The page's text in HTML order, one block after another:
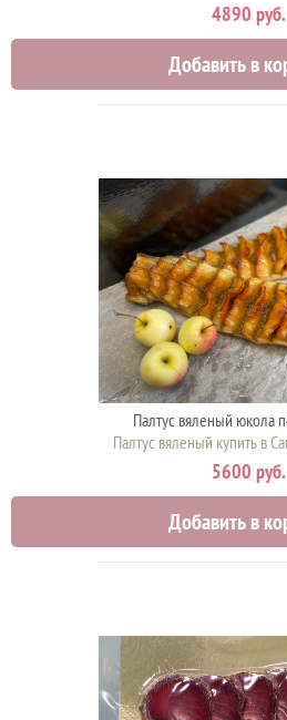
4890 руб.
Добавить в
Палтус вяленый юкола
Палтус вяленый купить в
5600 руб.
Добавить в